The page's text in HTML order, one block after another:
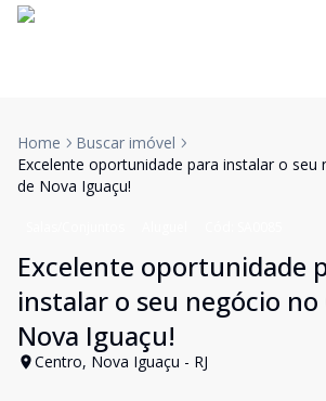
Home
Buscar imóvel
Excelente oportunidade para instalar o seu
de Nova Iguaçu!
Excelente oportunidade
instalar o seu negócio
Nova Iguaçu!
Centro, Nova Iguaçu - RJ